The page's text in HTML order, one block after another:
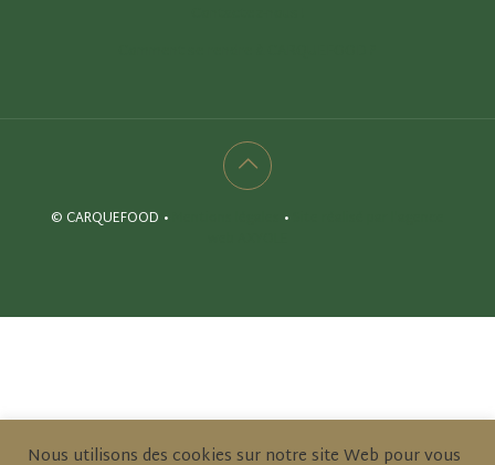
© CARQUEFOOD • •
Nous utilisons des cookies sur notre site Web pour vous